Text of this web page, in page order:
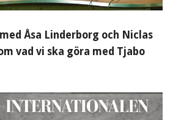
Åsa Linderborg och Niclas
vad vi ska göra med Tjabo